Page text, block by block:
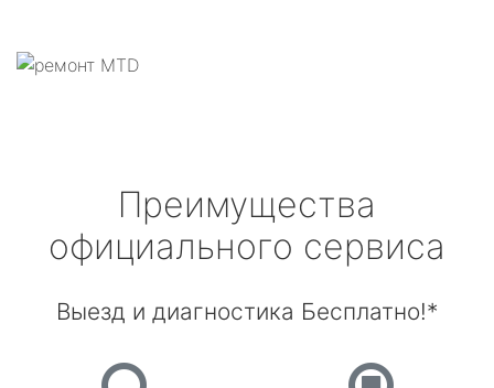
Преимущества
официального сервиса
Выезд и диагностика Бесплатно!*